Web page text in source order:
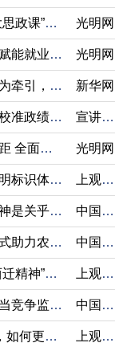
数智赋能“大思政课”，服务... 光明网
发展型资助赋能就业的实践路径 光明网
以产教融合为牵引，推动职业... 新华网
以优良作风校准政绩坐标 宣讲家网
跨越文化间距 全面提升国际... 光明网
构建中华文明标识体系：涵盖... 上观新闻
弘扬劳动精神是关乎长远的重... 中国社会科学网
合作养殖模式助力农户走出产... 中国社会科学网
“传承弘扬西迁精神”，凸显... 上观新闻
强化反不正当竞争监管 推动... 中国日报网
“读屏”时代，如何更好打造... 上观新闻